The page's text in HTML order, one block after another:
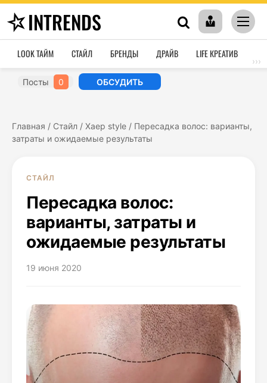
INTRENDS
LOOK ТАЙМ СТАЙЛ БРЕНДЫ ДРАЙВ LIFE КРЕАТИВ
›››
Посты 0 ОБСУДИТЬ
Главная / Стайл / Хаер style / Пересадка волос: варианты,
затраты и ожидаемые результаты
СТАЙЛ
Пересадка волос:
варианты, затраты и
ожидаемые результаты
19 июня 2020